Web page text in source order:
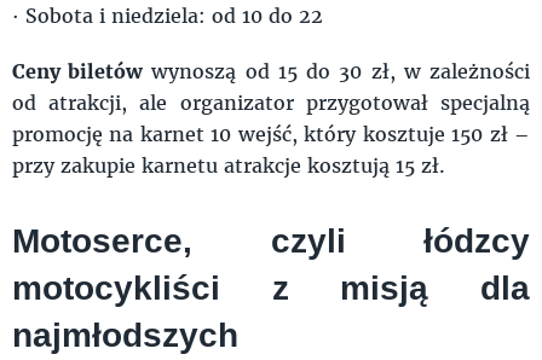
· Sobota i niedziela: od 10 do 22
Ceny biletów wynoszą od 15 do 30 zł, w zależności
od atrakcji, ale organizator przygotował specjalną
promocję na karnet 10 wejść, który kosztuje 150 zł –
przy zakupie karnetu atrakcje kosztują 15 zł.
Motoserce, czyli łódzcy
motocykliści z misją dla
najmłodszych